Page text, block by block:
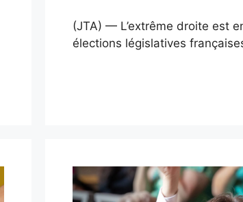
(JTA) — L’extrême droite est
élections législatives